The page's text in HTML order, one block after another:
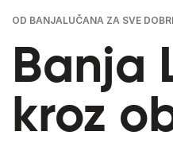
OD BANJALUČANA ZA SVE
Banja
kroz